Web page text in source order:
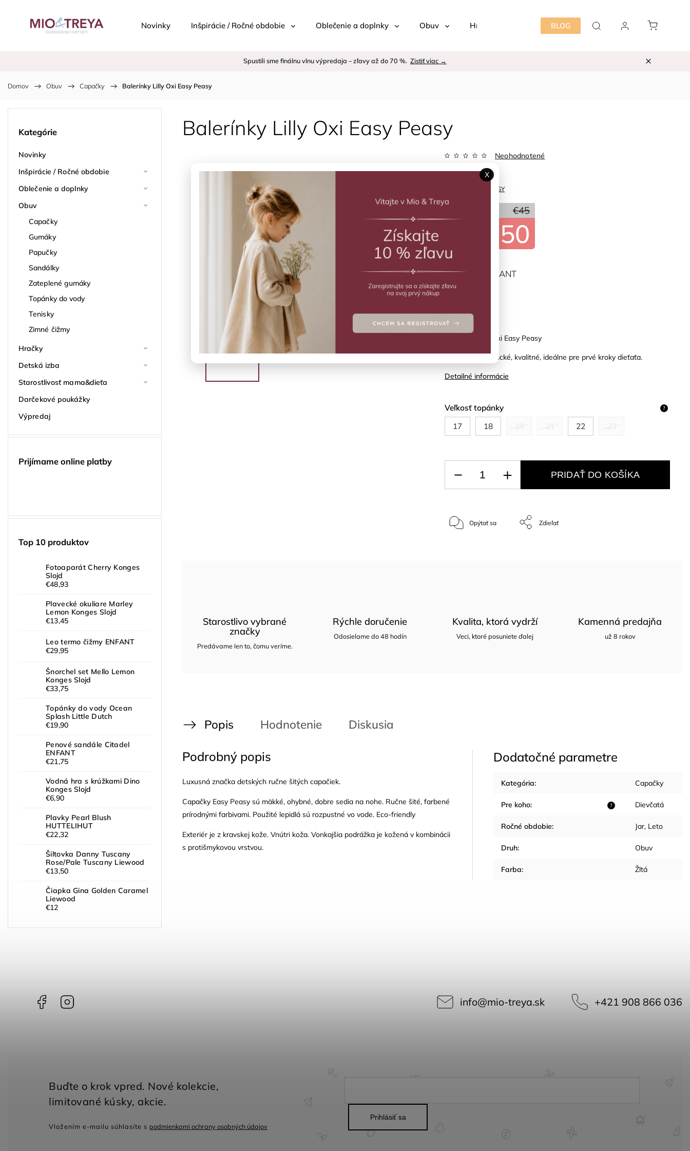
BLOG
Novinky Inšpirácie / Ročné obdobie Oblečenie a doplnky Obuv Hračky Detská izba Starostlivosť
Spustili sme finálnu vlnu výpredaja – zľavy až do 70 %. Zistiť viac →
Domov / Obuv / Capačky / Balerínky Lilly Oxi Easy Peasy
Kategórie
Novinky
Inšpirácie / Ročné obdobie
Oblečenie a doplnky
Obuv
Capačky
Gumáky
Papučky
Sandálky
Zateplené gumáky
Topánky do vody
Tenisky
Zimné čižmy
Hračky
Detská izba
Starostlivosť mama&dieťa
Darčekové poukážky
Výpredaj
Prijímame online platby
Top 10 produktov
Fotoaparát Cherry Konges
Slojd
€48,93
Plavecké okuliare Marley
Lemon Konges Slojd
€13,45
Leo termo čižmy ENFANT
€29,95
Šnorchel set Mello Lemon
Konges Slojd
€33,75
Topánky do vody Ocean
Splash Little Dutch
€19,90
Penové sandále Citadel
ENFANT
€21,75
Vodná hra s krúžkami Dino
Konges Slojd
€6,90
Plavky Pearl Blush
HUTTELIHUT
€22,32
Šiltovka Danny Tuscany
Rose/Pale Tuscany Liewood
€13,50
Čiapka Gina Golden Caramel
Liewood
€12
Balerínky Lilly Oxi Easy Peasy
EASY PEASY
Neohodnotené
€45
€22,50
Kód: Zvoľte variant
Balerínky Lilly Oxi Easy Peasy
Elegantné, praktické, kvalitné, ideálne pre prvé kroky dieťaťa.
Detailné informácie
Veľkosť topánky ?
17 18 22
ZVOĽTE VARIANT
PRIDAŤ DO KOŠÍKA
Opýtať sa Zdieľať
Starostlivo vybrané
značky
Predávame len to, čomu veríme.
Rýchle doručenie
Odosielame do 48 hodín
Kvalita, ktorá vydrží
Veci, ktoré posuniete ďalej
Kamenná predajňa
už 8 rokov
Popis Hodnotenie Diskusia
Podrobný popis
Luxusná značka detských ručne šitých capačiek.
Capačky Easy Peasy sú mäkké, ohybné, dobre sedia na nohe. Ručne šité, farbené
prírodnými farbivami. Použité lepidlá sú rozpustné vo vode. Eco-friendly
Exteriér je z kravskej kože. Vnútri koža. Vonkajšia podrážka je kožená v kombinácii
s protišmykovou vrstvou.
Dodatočné parametre
Kategória: Capačky
?
Pre koho: Dievčatá
Ročné obdobie: Jar, Leto
Druh: Obuv
Farba: Žltá
Facebook info@mio-treya.sk +421 908 866 036
Vložením e-mailu súhlasíte s podmienkami ochrany osobných údajov
Prihlásiť sa
X